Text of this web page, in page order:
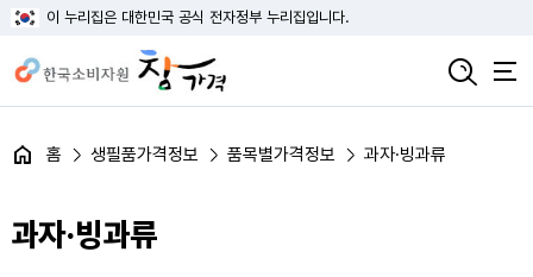
이 누리집은 대한민국 공식 전자정부 누리집입니다.
홈 생필품가격정보 품목별가격정보 과자·빙과류
과자·빙과류